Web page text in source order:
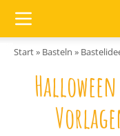
Start» Basteln »